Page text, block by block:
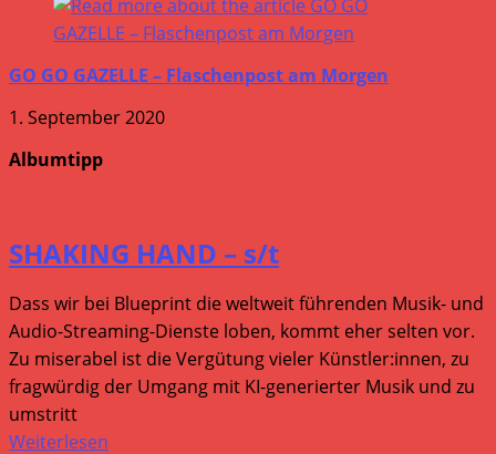
GO GO GAZELLE – Flaschenpost am Morgen
1. September 2020
Albumtipp
SHAKING HAND – s/t
Dass wir bei Blueprint die weltweit führenden Musik- und
Audio-Streaming-Dienste loben, kommt eher selten vor.
Zu miserabel ist die Vergütung vieler Künstler:innen, zu
fragwürdig der Umgang mit KI-generierter Musik und zu
umstritt
Weiterlesen